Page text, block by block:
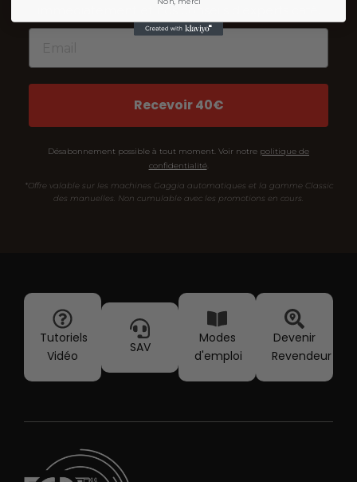
immédiatement et nos conseils d’experts café.
Email
Recevoir 40€
Désabonnement possible à tout moment. Voir notre politique de
confidentialité.
*Offre valable sur les machines Gaggia automatiques et la gamme Classic
des manuelles. Non cumulable avec les promotions en cours.
Tutoriels
Vidéo
SAV
Modes
d'emploi
Devenir
Revendeur